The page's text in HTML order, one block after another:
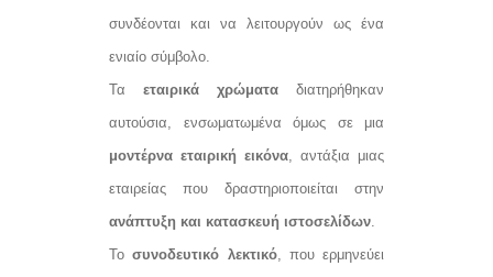
συνδέονται και να λειτουργούν ως ένα
ενιαίο σύμβολο.
Τα εταιρικά χρώματα διατηρήθηκαν
αυτούσια, ενσωματωμένα όμως σε μια
μοντέρνα εταιρική εικόνα , αντάξια μιας
εταιρείας που δραστηριοποιείται στην
ανάπτυξη και κατασκευή ιστοσελίδων
Τοσυνοδευτικό λεκτικό, που ερμηνεύει